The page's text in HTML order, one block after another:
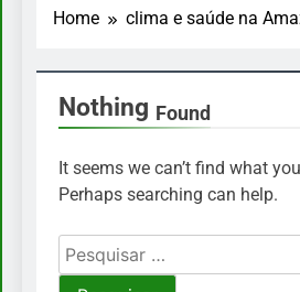
Home clima e saúde na
Nothing Found
It seems we can’t find what
Perhaps searching can help.
Pesquisar
por: